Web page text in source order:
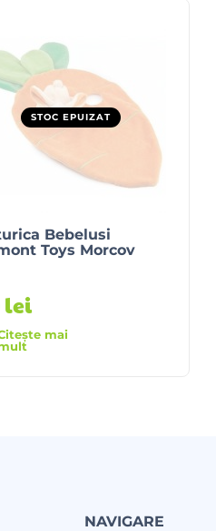
STOC EPUIZAT
Bebelusi
Toys Morcov
lei
mai
NAVIGARE